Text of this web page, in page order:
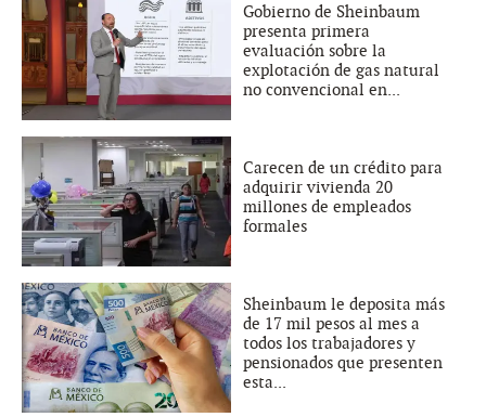
Gobierno de Sheinbaum
presenta primera
evaluación sobre la
explotación de gas natural
no convencional en...
Carecen de un crédito para
adquirir vivienda 20
millones de empleados
formales
Sheinbaum le deposita más
de 17 mil pesos al mes a
todos los trabajadores y
pensionados que presenten
esta...